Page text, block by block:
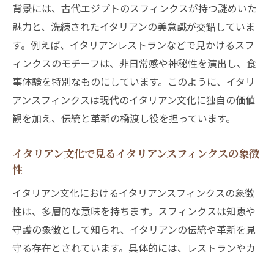
背景には、古代エジプトのスフィンクスが持つ謎めいた
魅力と、洗練されたイタリアンの美意識が交錯していま
す。例えば、イタリアンレストランなどで見かけるスフ
ィンクスのモチーフは、非日常感や神秘性を演出し、食
事体験を特別なものにしています。このように、イタリ
アンスフィンクスは現代のイタリアン文化に独自の価値
観を加え、伝統と革新の橋渡し役を担っています。
イタリアン文化で見るイタリアンスフィンクスの象徴
性
イタリアン文化におけるイタリアンスフィンクスの象徴
性は、多層的な意味を持ちます。スフィンクスは知恵や
守護の象徴として知られ、イタリアンの伝統や革新を見
守る存在とされています。具体的には、レストランやカ